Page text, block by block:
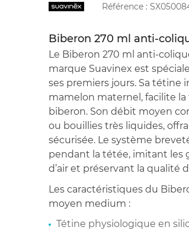
Référence :
Biberon 270 ml anti-
Le Biberon 270 ml anti-
marque Suavinex est
ses premiers jours. Sa
mamelon maternel, facilite
biberon. Son débit moyen
ou bouillies très liquides,
sécurisée. Le système
pendant la tétée, imitant les
d’air et préservant la qualité
Les caractéristiques du
moyen medium :
Tétine physiologique en